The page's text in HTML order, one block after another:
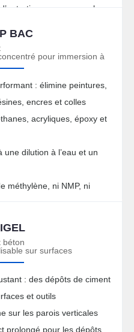
comme pour les
BAC
pour immersion à
: élimine peintures,
encres et colles
acryliques, époxy et
une dilution à l’eau et un
méthylène, ni NMP, ni
béton
sur surfaces
: des dépôts de ciment
et outils
sur les parois verticales
prolongé pour les dépôts